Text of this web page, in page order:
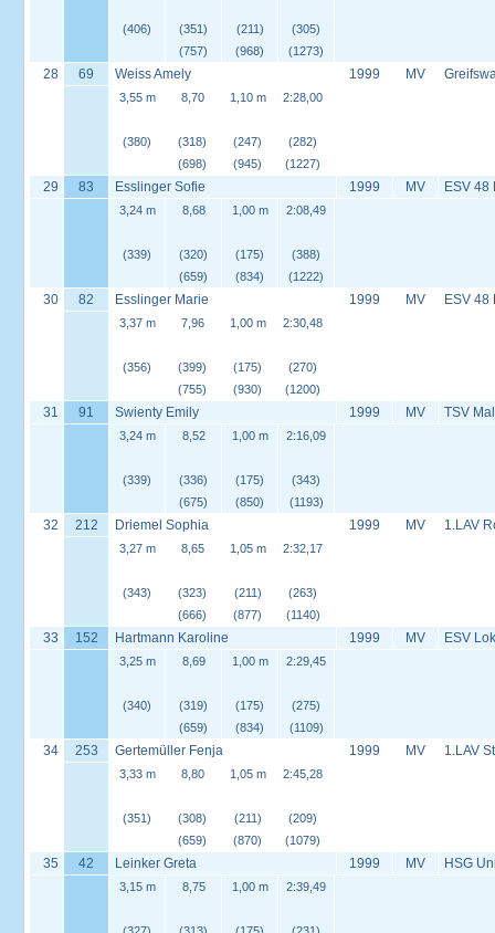
(406)
(351)
(757)
(211)
(968)
(305)
(1273)
28 69 Weiss Amely 1999 MV
3,55 m
(380)
8,70
(318)
(698)
1,10 m
(247)
(945)
2:28,00
(282)
(1227)
29 83 Esslinger Sofie 1999 MV ESV 48
3,24 m
(339)
8,68
(320)
(659)
1,00 m
(175)
(834)
2:08,49
(388)
(1222)
30 82 Esslinger Marie 1999 MV ESV 48
3,37 m
(356)
7,96
(399)
(755)
1,00 m
(175)
(930)
2:30,48
(270)
(1200)
31 91 Swienty Emily 1999 MV TSV
3,24 m
(339)
8,52
(336)
(675)
1,00 m
(175)
(850)
2:16,09
(343)
(1193)
32 212 Driemel Sophia 1999 MV 1.LAV
3,27 m
(343)
8,65
(323)
(666)
1,05 m
(211)
(877)
2:32,17
(263)
(1140)
33 152 Hartmann Karoline 1999 MV ESV
3,25 m
(340)
8,69
(319)
(659)
1,00 m
(175)
(834)
2:29,45
(275)
(1109)
34 253 Gertemüller Fenja 1999 MV 1.LAV
3,33 m
(351)
8,80
(308)
(659)
1,05 m
(211)
(870)
2:45,28
(209)
(1079)
35 42 Leinker Greta 1999 MV HSG
3,15 m 8,75 1,00 m 2:39,49